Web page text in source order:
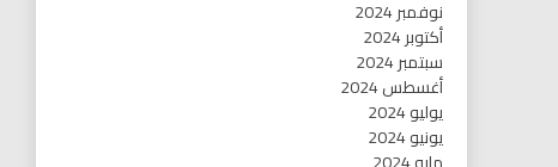
نوفمبر 2024
أكتوبر 2024
سبتمبر 2024
أغسطس 2024
يوليو 2024
يونيو 2024